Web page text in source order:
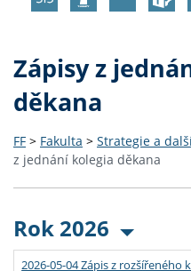
Zápisy z
děkana
FF > Fakulta > Strategie a
z jednání kolegia děkana
Rok 2026
2026-05-04 Zápis z rozšířeného